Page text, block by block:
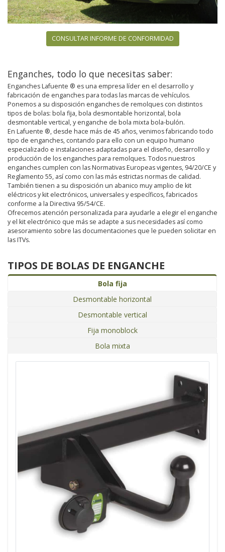
CONSULTAR INFORME DE CONFORMIDAD
Enganches, todo lo que necesitas saber:
Enganches Lafuente ® es una empresa líder en el desarrollo y
fabricación de enganches para todas las marcas de vehículos.
Ponemos a su disposición enganches de remolques con distintos
tipos de bolas: bola fija, bola desmontable horizontal, bola
desmontable vertical, y enganche de bola mixta bola-bulón.
En Lafuente ®, desde hace más de 45 años, venimos fabricando todo
tipo de enganches, contando para ello con un equipo humano
especializado e instalaciones adaptadas para el diseño, desarrollo y
producción de los enganches para remolques. Todos nuestros
enganches cumplen con las Normativas Europeas vigentes, 94/20/CE y
Reglamento 55, así como con las más estrictas normas de calidad.
También tienen a su disposición un abanico muy amplio de kit
eléctricos y kit electrónicos, universales y específicos, fabricados
conforme a la Directiva 95/54/CE.
Ofrecemos atención personalizada para ayudarle a elegir el enganche
y el kit electrónico que más se adapte a sus necesidades así como
asesoramiento sobre las documentaciones que le pueden solicitar en
las ITVs.
TIPOS DE BOLAS DE ENGANCHE
Bola fija
Desmontable horizontal
Desmontable vertical
Fija monoblock
Bola mixta